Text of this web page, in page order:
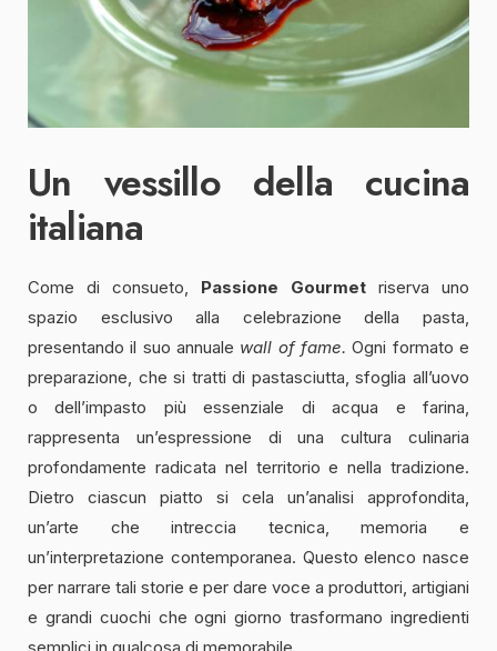
Un vessillo della cucina
italiana
Come di consueto, Passione Gourmet riserva uno
spazio esclusivo alla celebrazione della pasta,
presentando il suo annuale wall of fame. Ogni formato e
preparazione, che si tratti di pastasciutta, sfoglia all’uovo
o dell’impasto più essenziale di acqua e farina,
rappresenta un’espressione di una cultura culinaria
profondamente radicata nel territorio e nella tradizione.
Dietro ciascun piatto si cela un’analisi approfondita,
un’arte che intreccia tecnica, memoria e
un’interpretazione contemporanea. Questo elenco nasce
per narrare tali storie e per dare voce a produttori, artigiani
e grandi cuochi che ogni giorno trasformano ingredienti